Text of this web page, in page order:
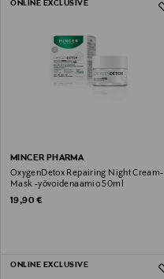
ONLINE EXCLUSIVE
MINCER PHARMA
OxygenDetox Repairing Night Cream-
Mask -yövoidenaamio 50ml
Original Price
19,90 €
ONLINE EXCLUSIVE